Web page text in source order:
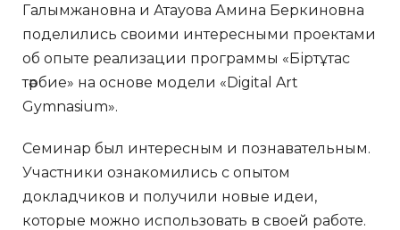
Галымжановна и Атауова Амина Беркиновна
поделились своими интересными проектами
об опыте реализации программы «Біртұтас
тәрбие» на основе модели «Digital Art
Gymnasium».
Семинар был интересным и познавательным.
Участники ознакомились с опытом
докладчиков и получили новые идеи,
которые можно использовать в своей работе.